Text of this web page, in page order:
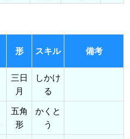
形 スキル 備考
三日
月
しかけ
る
五角
形
かくと
う